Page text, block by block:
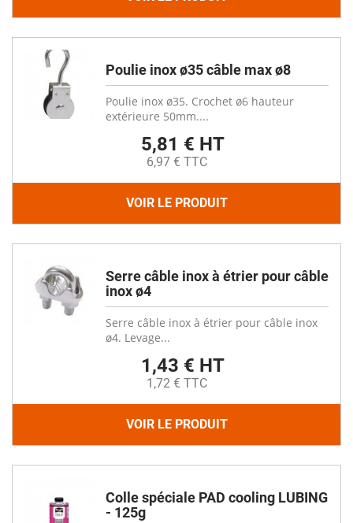
Poulie inox ø35 câble max ø8
Poulie inox ø35. Crochet ø6 hauteur
extérieure 50mm....
5,81 € HT
6,97 € TTC
VOIR LE PRODUIT
Serre câble inox à étrier pour câble
inox ø4
Serre câble inox à étrier pour câble inox
ø4. Levage...
1,43 € HT
1,72 € TTC
VOIR LE PRODUIT
Colle spéciale PAD cooling LUBING
- 125g